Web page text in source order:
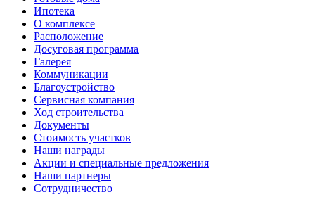
Ипотека
О комплексе
Расположение
Досуговая программа
Галерея
Коммуникации
Благоустройство
Сервисная компания
Ход строительства
Документы
Стоимость участков
Наши награды
Акции и специальные предложения
Наши партнеры
Сотрудничество